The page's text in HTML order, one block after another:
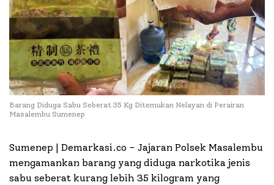
Barang Diduga Sabu Seberat 35 Kg Ditemukan Nelayan di Perairan
Masalembu Sumenep
Sumenep | Demarkasi.co – Jajaran Polsek Masalembu
mengamankan barang yang diduga narkotika jenis
sabu seberat kurang lebih 35 kilogram yang